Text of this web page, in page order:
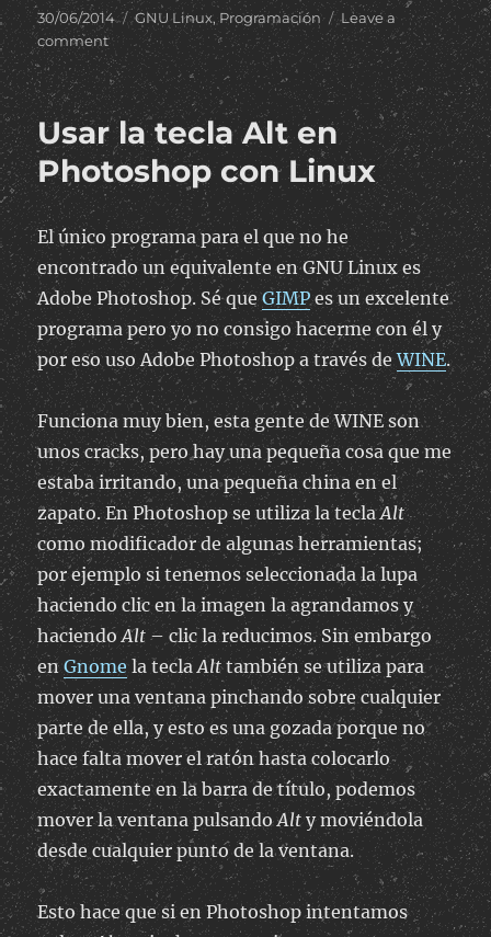
Posted
on
30/06/2014 Categories
GNU Linux,Programación
Leave a
commenton
Máquinas
virtuales
para
Internet
Explorer
Usar la tecla Alt en
Photoshop con Linux
El único programa para el que no he
encontrado un equivalente en GNU Linux es
Adobe Photoshop. Sé queGIMPes un excelente
programa pero yo no consigo hacerme con él y
por eso uso Adobe Photoshop a través deWINE.
Funciona muy bien, esta gente de WINE son
unos cracks, pero hay una pequeña cosa que me
estaba irritando, una pequeña china en el
zapato. En Photoshop se utiliza la teclaAlt
como modificador de algunas herramientas;
por ejemplo si tenemos seleccionada la lupa
haciendo clic en la imagen la agrandamos y
haciendoAlt – clic la reducimos. Sin embargo
enGnome la teclaAlttambién se utiliza para
mover una ventana pinchando sobre cualquier
parte de ella, y esto es una gozada porque no
hace falta mover el ratón hasta colocarlo
exactamente en la barra de título, podemos
mover la ventana pulsandoAlt y moviéndola
desde cualquier punto de la ventana.
Esto hace que si en Photoshop intentamos